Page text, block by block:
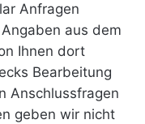
Anfragen
aus dem
Ihnen dort
Bearbeitung
Anschlussfragen
geben wir nicht